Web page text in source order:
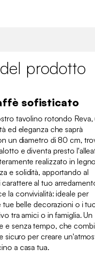
prodotto
sofisticato
tavolino rotondo Reva,
ed eleganza che saprà
un diametro di 80 cm,
e diventa presto
realizzato in legno
e solidità, apportando al
al tuo
la convivialità: ideale per
tue belle decorazioni o i
tra amici o in famiglia. Un
e senza tempo, che
sicuro per creare
a casa tua.